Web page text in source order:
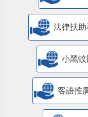
法律扶助
小黑
客語推